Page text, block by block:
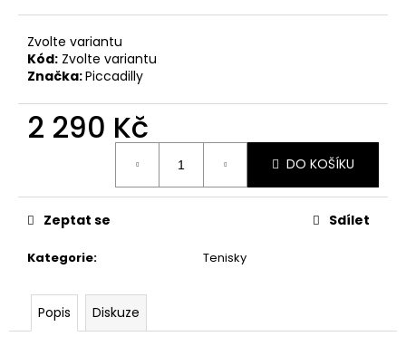
Zvolte variantu
Kód: Zvolte variantu
Značka:Piccadilly
2 290 Kč
DO KOŠÍKU
Kategorie: Tenisky
Zeptat se Sdílet
Popis Diskuze
m
e
DÁMSKÉ
KOTNÍKOVÉ
KOZAČKY
074
Původně:
Kč